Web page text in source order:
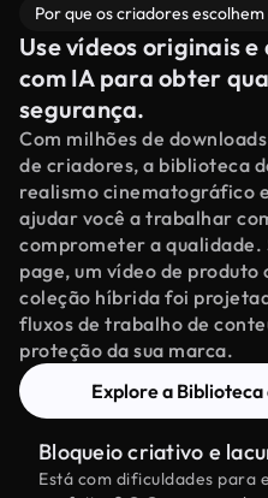
Por que os criadores
Use vídeos originais
com IA para obter
segurança.
Com milhões de
de criadores, a biblioteca
realismo cinematográfico
ajudar você a trabalhar
comprometer a
page, um vídeo de
coleção híbrida foi
fluxos de trabalho de
proteção da sua marca.
Explore a
Bloqueio criativo e
Está com dificuldades para